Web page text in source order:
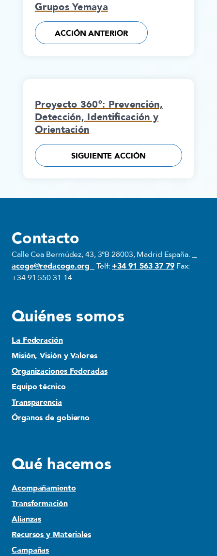
Grupos Yemaya
ACCIÓN ANTERIOR
Proyecto 360º: Prevención,
Detección, Identificación y
Orientación
SIGUIENTE ACCIÓN
Contacto
Calle Cea Bermúdez, 43, 3ºB 28003, Madrid España.
acoge@redacoge.org
Telf: +34 91 563 37 79Fax:
+34 91 550 31 14
Quiénes somos
La Federación
Misión, Visión y Valores
Organizaciones Federadas
Equipo técnico
Transparencia
Órganos de gobierno
Qué hacemos
Acompañamiento
Transformación
Alianzas
Recursos y Materiales
Campañas